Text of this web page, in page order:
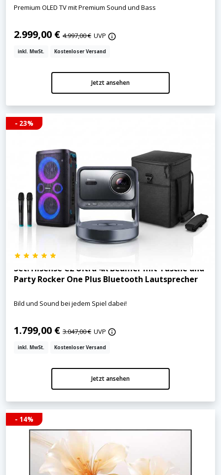
Premium OLED TV mit Premium Sound und Bass
2.999,00 € 4.997,00 € UVP
inkl. MwSt. Kostenloser Versand
Jetzt ansehen
- 23%
Set: Hisense C2 Ultra 4K Beamer mit Tasche und
Party Rocker One Plus Bluetooth Lautsprecher
Bild und Sound bei jedem Spiel dabei!
1.799,00 € 3.047,00 € UVP
inkl. MwSt. Kostenloser Versand
Jetzt ansehen
- 14%